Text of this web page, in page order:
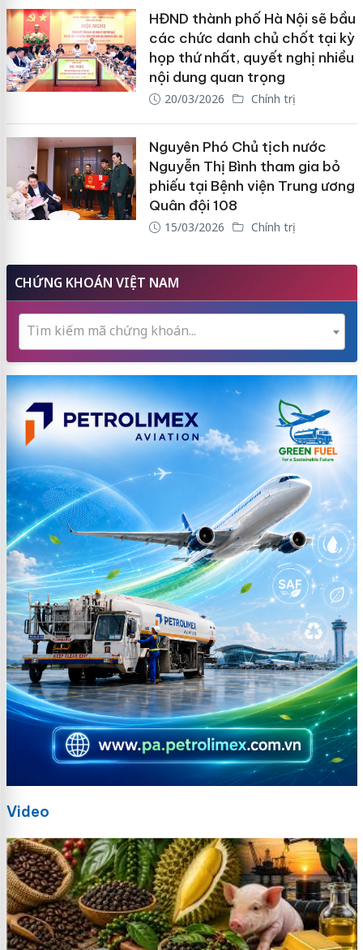
HĐND thành phố Hà Nội sẽ bầu
các chức danh chủ chốt tại kỳ
họp thứ nhất, quyết nghị nhiều
nội dung quan trọng
20/03/2026 Chính trị
Nguyên Phó Chủ tịch nước
Nguyễn Thị Bình tham gia bỏ
phiếu tại Bệnh viện Trung ương
Quân đội 108
15/03/2026 Chính trị
CHỨNG KHOÁN VIỆT NAM
Tìm kiếm mã chứng khoán...
Video